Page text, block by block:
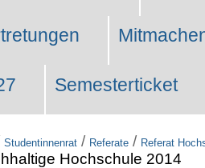
Semesterticket
Studentinnenrat / Referate / Referat
Hochschule 2014